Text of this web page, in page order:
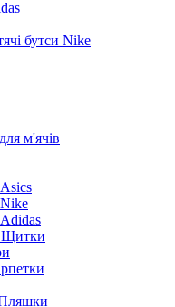
бутси Nike
м'ячів
Щитки